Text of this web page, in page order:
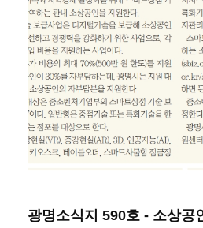
광명소식지 590호 - 소상공